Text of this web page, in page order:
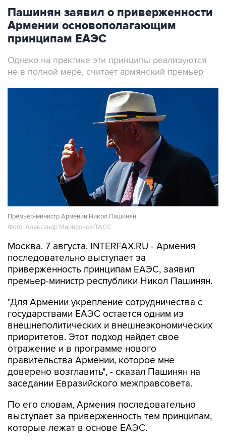
Пашинян заявил о приверженности
Армении основополагающим
принципам ЕАЭС
Однако на практике эти принципы реализуются
не в полной мере, считает армянский премьер
Премьер-министр Армении Никол Пашинян
Фото: Александр Миридонов/ТАСС
Москва. 7 августа. INTERFAX.RU - Армения
последовательно выступает за
приверженность принципам ЕАЭС, заявил
премьер-министр республики Никол Пашинян.
"Для Армении укрепление сотрудничества с
государствами ЕАЭС остается одним из
внешнеполитических и внешнеэкономических
приоритетов. Этот подход найдет свое
отражение и в программе нового
правительства Армении, которое мне
доверено возглавить", - сказал Пашинян на
заседании Евразийского межправсовета.
По его словам, Армения последовательно
выступает за приверженность тем принципам,
которые лежат в основе ЕАЭС.